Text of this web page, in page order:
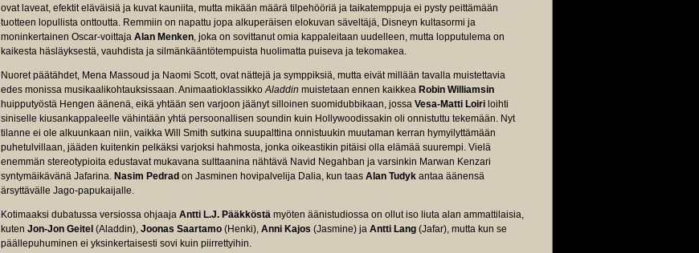
ovat laveat, efektit eläväisiä ja kuvat kauniita, mutta mikään määrä tilpehööriä ja taikatemppuja ei pysty peittämään
tuotteen lopullista onttoutta. Remmiin on napattu jopa alkuperäisen elokuvan säveltäjä, Disneyn kultasormi ja
moninkertainen Oscar-voittaja Alan Menken, joka on sovittanut omia kappaleitaan uudelleen, mutta lopputulema on
kaikesta häsläyksestä, vauhdista ja silmänkääntötempuista huolimatta puiseva ja tekomakea.
Nuoret päätähdet, Mena Massoud ja Naomi Scott, ovat nättejä ja symppiksiä, mutta eivät millään tavalla muistettavia
edes monissa musikaalikohtauksissaan. AnimaatioklassikkoAladdin muistetaan ennen kaikkea Robin Williamsin
huipputyöstä Hengen äänenä, eikä yhtään sen varjoon jäänyt silloinen suomidubbikaan, jossa Vesa-Matti Loiri loihti
siniselle kiusankappaleelle vähintään yhtä persoonallisen soundin kuin Hollywoodissakin oli onnistuttu tekemään. Nyt
tilanne ei ole alkuunkaan niin, vaikka Will Smith sutkina suupalttina onnistuukin muutaman kerran hymyilyttämään
puhetulvillaan, jääden kuitenkin pelkäksi varjoksi hahmosta, jonka oikeastikin pitäisi olla elämää suurempi. Vielä
enemmän stereotypioita edustavat mukavana sulttaanina nähtävä Navid Negahban ja varsinkin Marwan Kenzari
syntymäikävänä Jafarina. Nasim Pedrad on Jasminen hovipalvelija Dalia, kun taas Alan Tudyk antaa äänensä
ärsyttävälle Jago-papukaijalle.
Kotimaaksi dubatussa versiossa ohjaaja Antti L.J. Pääkköstä myöten äänistudiossa on ollut iso liuta alan ammattilaisia,
kuten Jon-Jon Geitel (Aladdin), Joonas Saartamo (Henki), Anni Kajos (Jasmine) ja Antti Lang (Jafar), mutta kun se
päällepuhuminen ei yksinkertaisesti sovi kuin piirrettyihin.